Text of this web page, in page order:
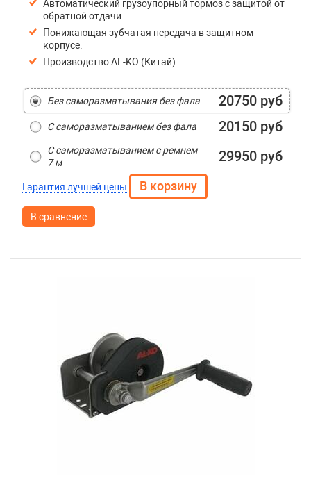
Автоматический грузоупорный тормоз с защитой от
обратной отдачи.
Понижающая зубчатая передача в защитном
корпусе.
Производство AL-KO (Китай)
Без саморазматывания без фала 20750 руб
С саморазматыванием без фала 20150 руб
С саморазматыванием с ремнем
7 м
29950 руб
Гарантия лучшей цены
В сравнение